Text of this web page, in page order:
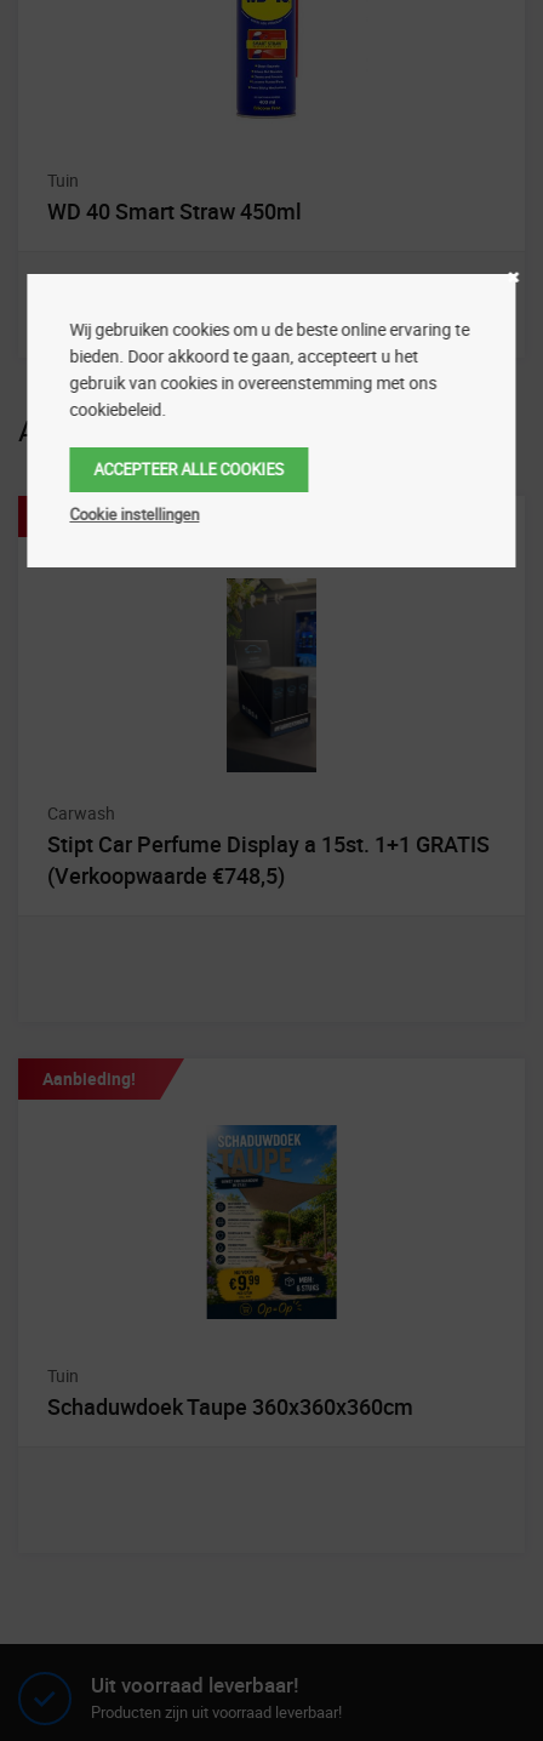
Tuin
WD 40 Smart Straw 450ml
Aanbiedingen
Aanbieding!
Carwash
Stipt Car Perfume Display a 15st. 1+1 GRATIS
(Verkoopwaarde €748,5)
Aanbieding!
Tuin
Schaduwdoek Taupe 360x360x360cm
Uit voorraad leverbaar!
Producten zijn uit voorraad leverbaar!
Wij gebruiken cookies om u de beste online ervaring te
bieden. Door akkoord te gaan, accepteert u het
gebruik van cookies in overeenstemming met ons
cookiebeleid.
ACCEPTEER ALLE COOKIES
Cookie instellingen